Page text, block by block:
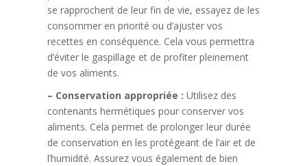
se rapprochent de leur fin de vie, essayez de les
consommer en priorité ou d’ajuster vos
recettes en conséquence. Cela vous permettra
d’éviter le gaspillage et de profiter pleinement
de vos aliments.
– Conservation appropriée : Utilisez des
contenants hermétiques pour conserver vos
aliments. Cela permet de prolonger leur durée
de conservation en les protégeant de l’air et de
l’humidité. Assurez vous également de bien